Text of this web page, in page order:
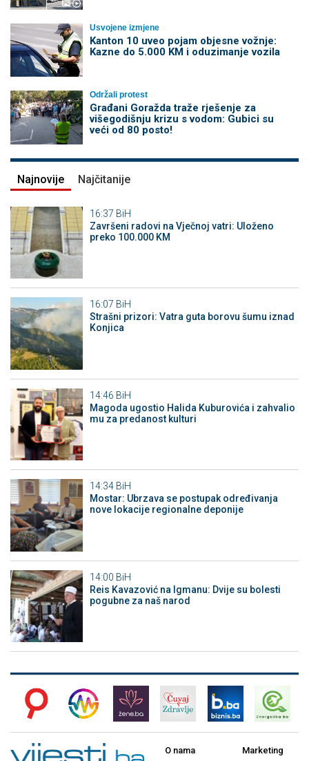
Usvojene izmjene
Kanton 10 uveo pojam objesne vožnje:
Kazne do 5.000 KM i oduzimanje vozila
Održali protest
Građani Goražda traže rješenje za
višegodišnju krizu s vodom: Gubici su
veći od 80 posto!
Najnovije Najčitanije
16:37 BiH
Završeni radovi na Vječnoj vatri: Uloženo
preko 100.000 KM
16:07 BiH
Strašni prizori: Vatra guta borovu šumu iznad
Konjica
14:46 BiH
Magoda ugostio Halida Kuburovića i zahvalio
mu za predanost kulturi
14:34 BiH
Mostar: Ubrzava se postupak određivanja
nove lokacije regionalne deponije
14:00 BiH
Reis Kavazović na Igmanu: Dvije su bolesti
pogubne za naš narod
O nama Marketing